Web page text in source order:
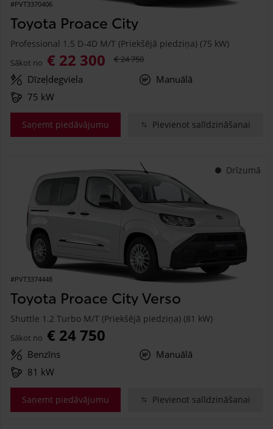
#PVT3370406
Toyota Proace City
Professional 1.5 D-4D M/T (Priekšējā piedziņa) (75 kW)
Sākot no € 22 300 € 24 750
Dīzeļdegviela
Manuālā
75 kW
Saņemt piedāvājumu Pievienot salīdzināšanai
Drīzumā
#PVT3374448
Toyota Proace City Verso
Shuttle 1.2 Turbo M/T (Priekšējā piedziņa) (81 kW)
Sākot no € 24 750
Benzīns
Manuālā
81 kW
Saņemt piedāvājumu Pievienot salīdzināšanai